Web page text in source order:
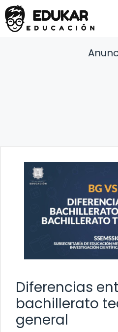
Saltar
al
contenido
Diferencias
bachillerato
general